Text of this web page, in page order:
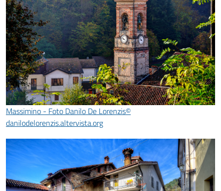
Massimino - Foto Danilo De Lorenzis©
danilodelorenzis.altervista.org